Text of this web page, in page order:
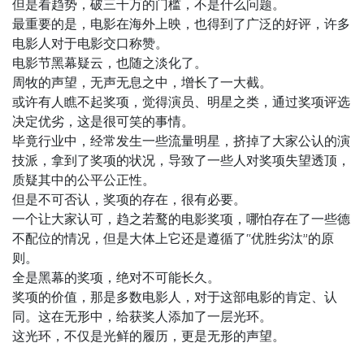
但是看趋势，破三千万的门槛，不是什么问题。
最重要的是，电影在海外上映，也得到了广泛的好评，许多
电影人对于电影交口称赞。
电影节黑幕疑云，也随之淡化了。
周牧的声望，无声无息之中，增长了一大截。
或许有人瞧不起奖项，觉得演员、明星之类，通过奖项评选
决定优劣，这是很可笑的事情。
毕竟行业中，经常发生一些流量明星，挤掉了大家公认的演
技派，拿到了奖项的状况，导致了一些人对奖项失望透顶，
质疑其中的公平公正性。
但是不可否认，奖项的存在，很有必要。
一个让大家认可，趋之若鹜的电影奖项，哪怕存在了一些德
不配位的情况，但是大体上它还是遵循了“优胜劣汰”的原
则。
全是黑幕的奖项，绝对不可能长久。
奖项的价值，那是多数电影人，对于这部电影的肯定、认
同。这在无形中，给获奖人添加了一层光环。
这光环，不仅是光鲜的履历，更是无形的声望。